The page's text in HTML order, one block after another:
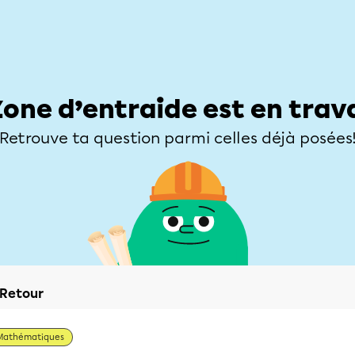
d’entraide est en
Retrouve ta question parmi celles déjà
Retour